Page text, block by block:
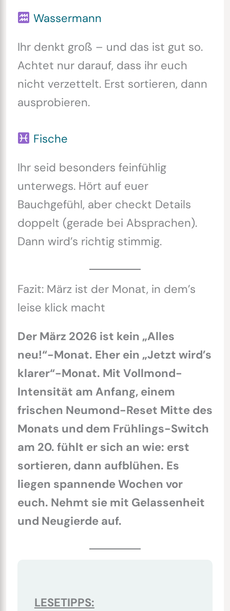
Wassermann
Ihr denkt groß – und das ist gut so.
Achtet nur darauf, dass ihr euch
nicht verzettelt. Erst sortieren, dann
ausprobieren.
Fische
Ihr seid besonders feinfühlig
unterwegs. Hört auf euer
Bauchgefühl, aber checkt Details
doppelt (gerade bei Absprachen).
Dann wird’s richtig stimmig.
Fazit: März ist der Monat, in dem’s
leise klick macht
Der März 2026 ist kein „Alles
neu!“-Monat. Eher ein „Jetzt wird’s
klarer“-Monat. Mit Vollmond-
Intensität am Anfang, einem
frischen Neumond-Reset Mitte des
Monats und dem Frühlings-Switch
am 20. fühlt er sich an wie: erst
sortieren, dann aufblühen. Es
liegen spannende Wochen vor
euch. Nehmt sie mit Gelassenheit
und Neugierde auf.
LESETIPPS: